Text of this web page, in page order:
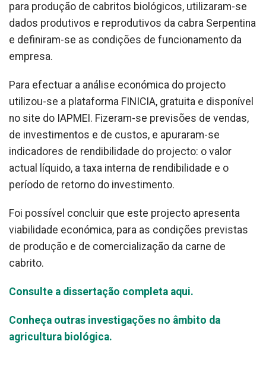
para produção de cabritos biológicos, utilizaram-se
dados produtivos e reprodutivos da cabra Serpentina
e definiram-se as condições de funcionamento da
empresa.
Para efectuar a análise económica do projecto
utilizou-se a plataforma FINICIA, gratuita e disponível
no site do IAPMEI. Fizeram-se previsões de vendas,
de investimentos e de custos, e apuraram-se
indicadores de rendibilidade do projecto: o valor
actual líquido, a taxa interna de rendibilidade e o
período de retorno do investimento.
Foi possível concluir que este projecto apresenta
viabilidade económica, para as condições previstas
de produção e de comercialização da carne de
cabrito.
Consulte a dissertação completa aqui.
Conheça outras investigações no âmbito da
agricultura biológica.